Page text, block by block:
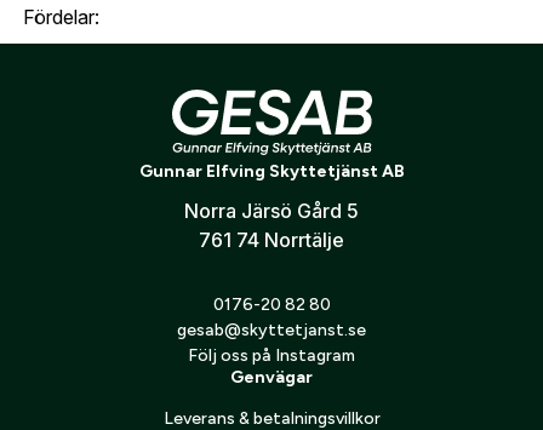
Fördelar:
Täcker alla viktiga ljud: harskrik, fågelångest och
Anpassad för hela jaktsäsongen
Passar både nybörjare och erfarna jägare
Prisvärt paket – spara pengar jämfört med styckköp
GESABs
Gunnar Elfving Skyttetjänst AB
Norra Järsö Gård 5
761 74 Norrtälje
0176-20 82 80
gesab@skyttetjanst.se
Följ oss på Instagram
Genvägar
Leverans & betalningsvillkor